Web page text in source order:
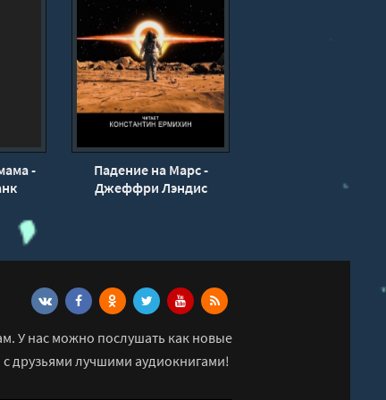
-
Падение на Марс -
Джеффри Лэндис
У нас можно послушать как новые
друзьями лучшими аудиокнигами!